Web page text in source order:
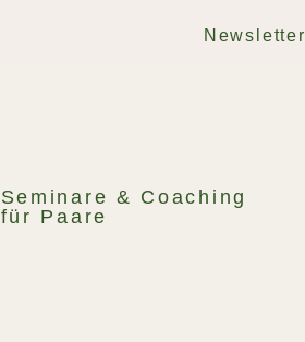
Seminare & Coaching
für Paare
Newsletter